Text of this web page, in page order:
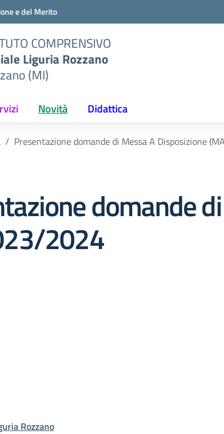
e del Merito
COMPRENSIVO
Liguria Rozzano
(MI)
Novità Didattica
Presentazione domande di Messa A Disposizione
domande
2024
Rozzano